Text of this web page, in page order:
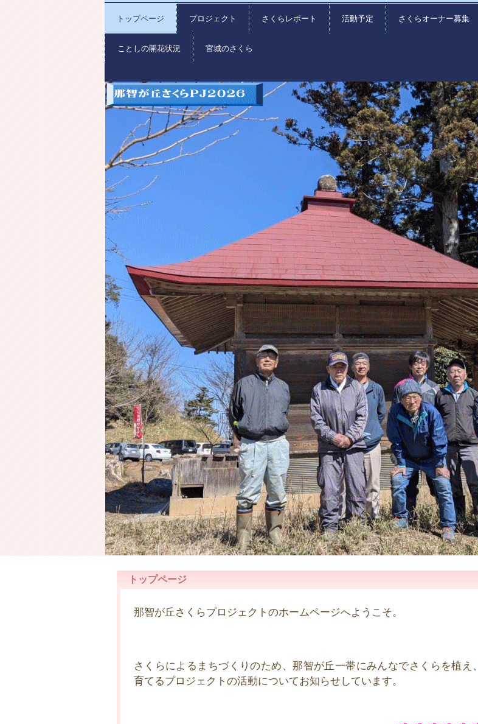
トップページ プロジェクト さくらレポート 活動予定 さくらオーナー募集
ことしの開花状況 宮城のさくら
トップページ
那智が丘さくらプロジェクトのホームページへようこそ。
さくらによるまちづくりのため、那智が丘一帯にみんなでさくらを植え、
育てるプロジェクトの活動についてお知らせしています。